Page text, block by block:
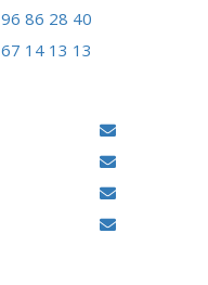
96 86 28 40
67 14 13 13